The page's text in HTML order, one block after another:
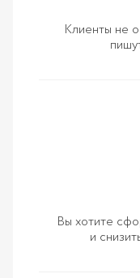
Клиенты не
Вы хотите
и